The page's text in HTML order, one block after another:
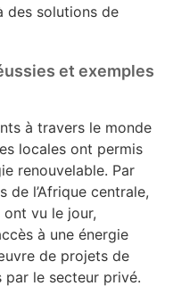
des solutions de
et exemples
à travers le monde
locales ont permis
renouvelable. Par
de l’Afrique centrale,
vu le jour,
à une énergie
de projets de
le secteur privé.